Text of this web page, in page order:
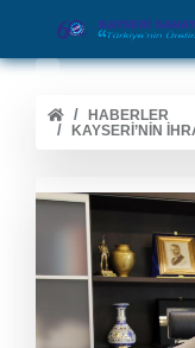
HABERLER
KAYSERI’NIN